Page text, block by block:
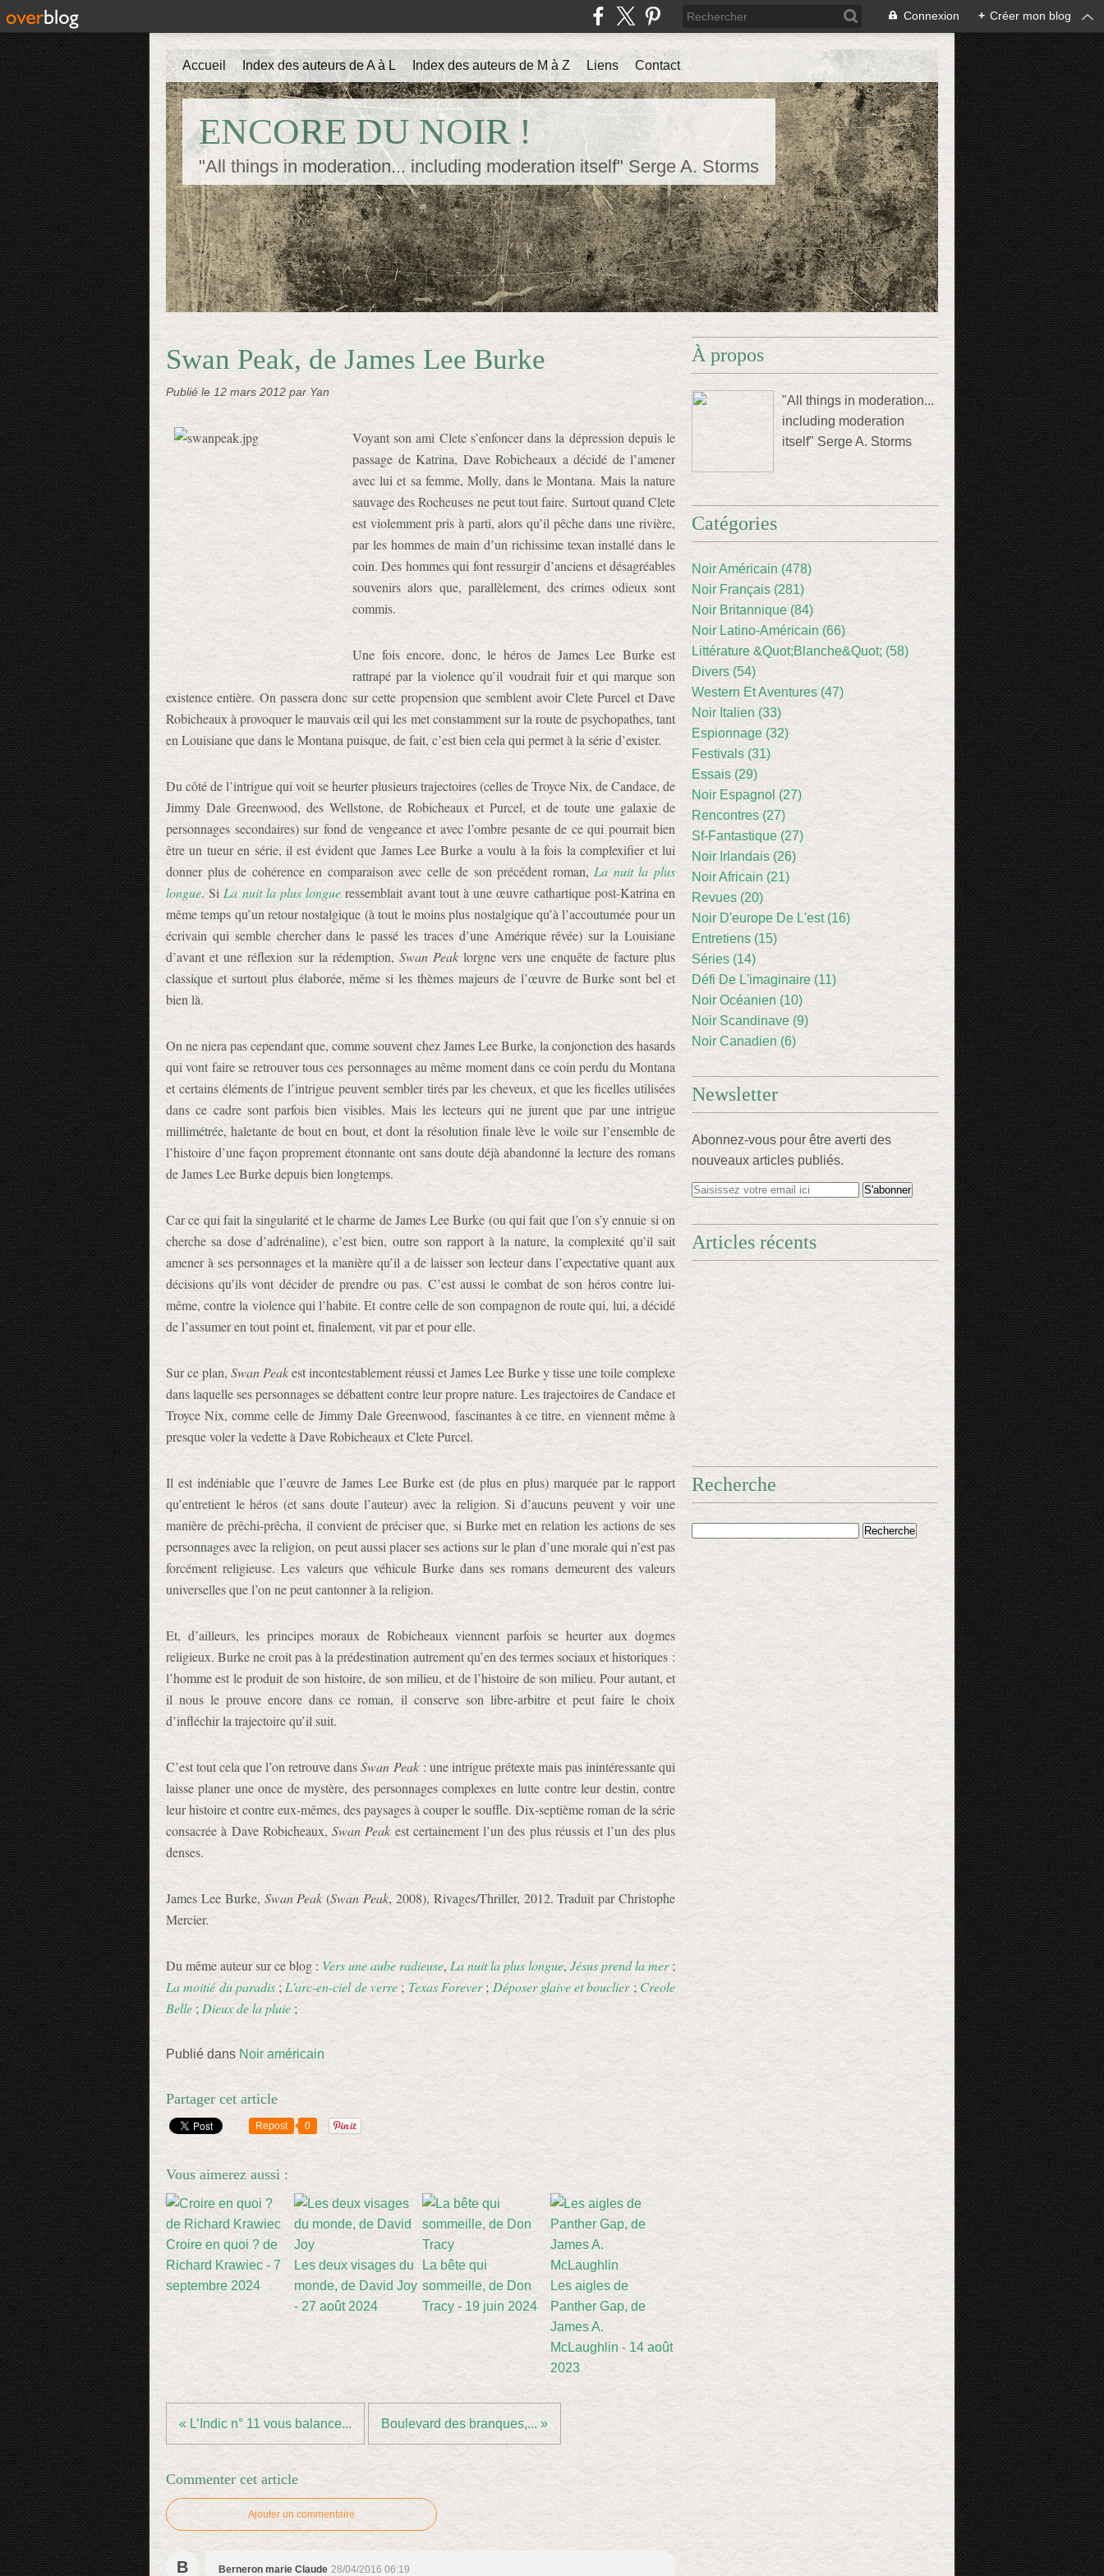
Connexion + Créer mon blog
ENCORE DU NOIR !
"All things in moderation... including moderation itself" Serge A. Storms
Accueil Index des auteurs de A à L Index des auteurs de M à Z Liens Contact
Swan Peak, de James Lee Burke
Publié le 12 mars 2012 par Yan
Voyant son ami Clete s’enfoncer dans la dépression depuis le
passage de Katrina, Dave Robicheaux a décidé de l’amener
avec lui et sa femme, Molly, dans le Montana. Mais la nature
sauvage des Rocheuses ne peut tout faire. Surtout quand Clete
est violemment pris à parti, alors qu’il pêche dans une rivière,
par les hommes de main d’un richissime texan installé dans le
coin. Des hommes qui font ressurgir d’anciens et désagréables
souvenirs alors que, parallèlement, des crimes odieux sont
commis.
Une fois encore, donc, le héros de James Lee Burke est
rattrapé par la violence qu’il voudrait fuir et qui marque son
existence entière. On passera donc sur cette propension que semblent avoir Clete Purcel et Dave
Robicheaux à provoquer le mauvais œil qui les met constamment sur la route de psychopathes, tant
en Louisiane que dans le Montana puisque, de fait, c’est bien cela qui permet à la série d’exister.
Du côté de l’intrigue qui voit se heurter plusieurs trajectoires (celles de Troyce Nix, de Candace, de
Jimmy Dale Greenwood, des Wellstone, de Robicheaux et Purcel, et de toute une galaxie de
personnages secondaires) sur fond de vengeance et avec l’ombre pesante de ce qui pourrait bien
être un tueur en série, il est évident que James Lee Burke a voulu à la fois la complexifier et lui
donner plus de cohérence en comparaison avec celle de son précédent roman, La nuit la plus
longue. Si La nuit la plus longue ressemblait avant tout à une œuvre cathartique post-Katrina en
même temps qu’un retour nostalgique (à tout le moins plus nostalgique qu’à l’accoutumée pour un
écrivain qui semble chercher dans le passé les traces d’une Amérique rêvée) sur la Louisiane
d’avant et une réflexion sur la rédemption, Swan Peak lorgne vers une enquête de facture plus
classique et surtout plus élaborée, même si les thèmes majeurs de l’œuvre de Burke sont bel et
bien là.
On ne niera pas cependant que, comme souvent chez James Lee Burke, la conjonction des hasards
qui vont faire se retrouver tous ces personnages au même moment dans ce coin perdu du Montana
et certains éléments de l’intrigue peuvent sembler tirés par les cheveux, et que les ficelles utilisées
dans ce cadre sont parfois bien visibles. Mais les lecteurs qui ne jurent que par une intrigue
millimétrée, haletante de bout en bout, et dont la résolution finale lève le voile sur l’ensemble de
l’histoire d’une façon proprement étonnante ont sans doute déjà abandonné la lecture des romans
de James Lee Burke depuis bien longtemps.
Car ce qui fait la singularité et le charme de James Lee Burke (ou qui fait que l’on s’y ennuie si on
cherche sa dose d’adrénaline), c’est bien, outre son rapport à la nature, la complexité qu’il sait
amener à ses personnages et la manière qu’il a de laisser son lecteur dans l’expectative quant aux
décisions qu’ils vont décider de prendre ou pas. C’est aussi le combat de son héros contre lui-
même, contre la violence qui l’habite. Et contre celle de son compagnon de route qui, lui, a décidé
de l’assumer en tout point et, finalement, vit par et pour elle.
Sur ce plan, Swan Peakest incontestablement réussi et James Lee Burke y tisse une toile complexe
dans laquelle ses personnages se débattent contre leur propre nature. Les trajectoires de Candace et
Troyce Nix, comme celle de Jimmy Dale Greenwood, fascinantes à ce titre, en viennent même à
presque voler la vedette à Dave Robicheaux et Clete Purcel.
Il est indéniable que l’œuvre de James Lee Burke est (de plus en plus) marquée par le rapport
qu’entretient le héros (et sans doute l’auteur) avec la religion. Si d’aucuns peuvent y voir une
manière de prêchi-prêcha, il convient de préciser que, si Burke met en relation les actions de ses
personnages avec la religion, on peut aussi placer ses actions sur le plan d’une morale qui n’est pas
forcément religieuse. Les valeurs que véhicule Burke dans ses romans demeurent des valeurs
universelles que l’on ne peut cantonner à la religion.
Et, d’ailleurs, les principes moraux de Robicheaux viennent parfois se heurter aux dogmes
religieux. Burke ne croit pas à la prédestination autrement qu’en des termes sociaux et historiques :
l’homme est le produit de son histoire, de son milieu, et de l’histoire de son milieu. Pour autant, et
il nous le prouve encore dans ce roman, il conserve son libre-arbitre et peut faire le choix
d’infléchir la trajectoire qu’il suit.
C’est tout cela que l’on retrouve dansSwan Peak: une intrigue prétexte mais pas inintéressante qui
laisse planer une once de mystère, des personnages complexes en lutte contre leur destin, contre
leur histoire et contre eux-mêmes, des paysages à couper le souffle. Dix-septième roman de la série
consacrée à Dave Robicheaux,Swan Peakest certainement l’un des plus réussis et l’un des plus
denses.
James Lee Burke, Swan Peak (Swan Peak, 2008), Rivages/Thriller, 2012. Traduit par Christophe
Mercier.
Du même auteur sur ce blog : Vers une aube radieuse, La nuit la plus longue, Jésus prend la mer;
La moitié du paradis; L'arc-en-ciel de verre ; Texas Forever; Déposer glaive et bouclier; Creole
Belle ; Dieux de la pluie ;
Publié dans Noir américain
Partager cet article
Repost 0
Vous aimerez aussi :
Croire en quoi ? de
Richard Krawiec - 7
septembre 2024
Les deux visages du
monde, de David Joy
- 27 août 2024
La bête qui
sommeille, de Don
Tracy - 19 juin 2024
Les aigles de
Panther Gap, de
James A.
McLaughlin - 14 août
2023
« L’Indic n° 11 vous balance... Boulevard des branques,... »
Commenter cet article
Ajouter un commentaire
B Berneron marie Claude 28/04/2016 06:19
À propos
"All things in moderation...
including moderation
itself" Serge A. Storms
Catégories
Noir Américain (478)
Noir Français (281)
Noir Britannique (84)
Noir Latino-Américain (66)
Littérature &Quot;Blanche&Quot; (58)
Divers (54)
Western Et Aventures (47)
Noir Italien (33)
Espionnage (32)
Festivals (31)
Essais (29)
Noir Espagnol (27)
Rencontres (27)
Sf-Fantastique (27)
Noir Irlandais (26)
Noir Africain (21)
Revues (20)
Noir D'europe De L'est (16)
Entretiens (15)
Séries (14)
Défi De L'imaginaire (11)
Noir Océanien (10)
Noir Scandinave (9)
Noir Canadien (6)
Newsletter
Abonnez-vous pour être averti des
nouveaux articles publiés.
Articles récents
Recherche